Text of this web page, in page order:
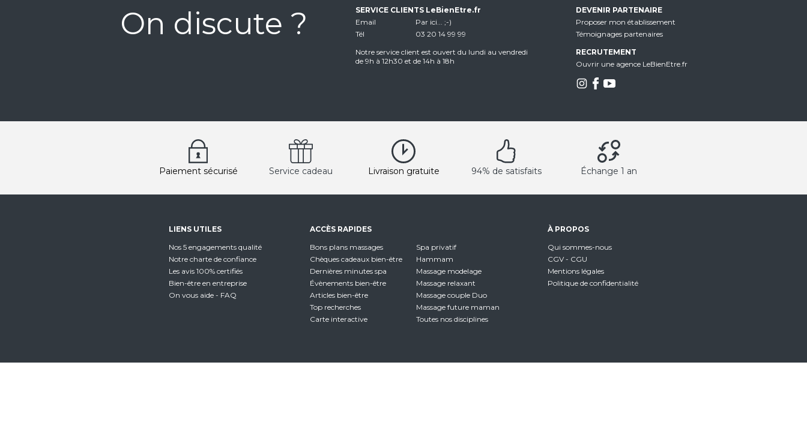
On discute ?
SERVICE CLIENTS LeBienEtre.fr
Email
Par ici... ;-)
Tél
03 20 14 99 99
Notre service client est ouvert du lundi au vendredi
de 9h à 12h30 et de 14h à 18h
DEVENIR PARTENAIRE
Proposer mon établissement
Témoignages partenaires
RECRUTEMENT
Ouvrir une agence LeBienEtre.fr
Paiement sécurisé Service cadeau Livraison gratuite 94% de satisfaits Échange 1 an
LIENS UTILES
Nos 5 engagements qualité
Notre charte de confiance
Les avis 100% certifiés
Bien-être en entreprise
On vous aide - FAQ
ACCÈS RAPIDES
Bons plans massages
Chèques cadeaux bien-être
Dernières minutes spa
Évènements bien-être
Articles bien-être
Top recherches
Carte interactive
Spa privatif
Hammam
Massage modelage
Massage relaxant
Massage couple Duo
Massage future maman
Toutes nos disciplines
À PROPOS
Qui sommes-nous
CGV - CGU
Mentions légales
Politique de confidentialité